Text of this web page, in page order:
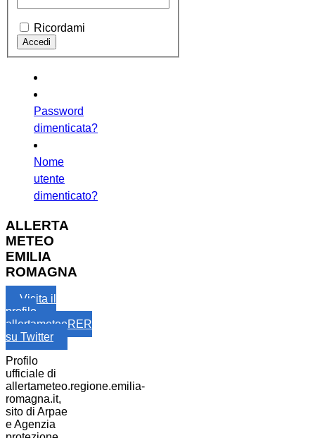
Ricordami
Password
dimenticata?
Nome
utente
dimenticato?
ALLERTA
METEO
EMILIA
ROMAGNA
Visita il
profilo
allertameteoRER
su Twitter
Profilo
ufficiale di
allertameteo.regione.emilia-
romagna.it,
sito di Arpae
e Agenzia